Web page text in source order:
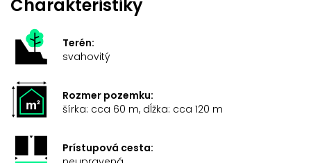
Charakteristiky
Terén:
svahovitý
Rozmer pozemku:
šírka: cca 60 m, dĺžka: cca 120 m
Prístupová cesta: